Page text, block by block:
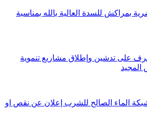
بمراكش للسدة العالية بالله بمناسبة
على تدشين وإطلاق مشاريع تنموية
المجيد
الماء الصالح للشرب إعلان عن نقص او